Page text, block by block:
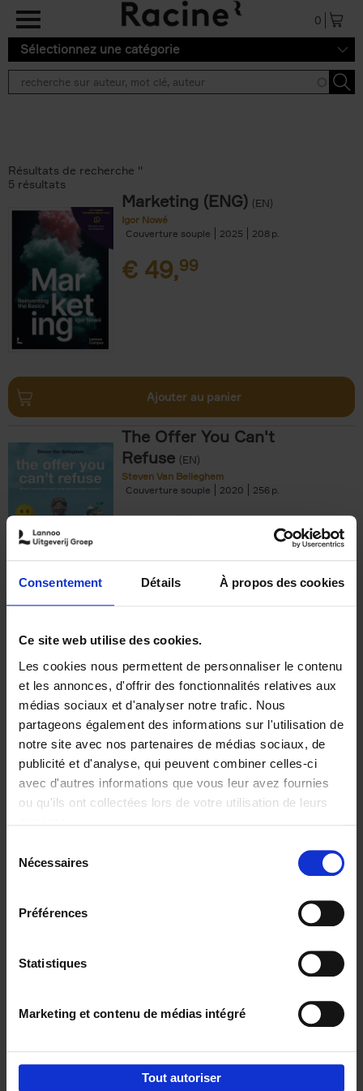
Consentement Détails À propos des cookies
Ce site web utilise des cookies.
Les cookies nous permettent de personnaliser le contenu
et les annonces, d'offrir des fonctionnalités relatives aux
médias sociaux et d'analyser notre trafic. Nous
partageons également des informations sur l'utilisation de
notre site avec nos partenaires de médias sociaux, de
publicité et d'analyse, qui peuvent combiner celles-ci
avec d'autres informations que vous leur avez fournies
ou qu'ils ont collectées lors de votre utilisation de leurs
Nécessaires
Préférences
Statistiques
Marketing et contenu de médias intégré
Tout autoriser
Aller au contenu principal
0
Sélectionnez une catégorie
Résultats de recherche ''
5 résultats
Marketing (ENG) (EN)
Igor Nowé
Couverture souple
2025 208
€ 49,99
Ajouter au panier
The Offer You Can't
Refuse (EN)
Steven Van Belleghem
Couverture souple
2020 256
€37,50
Building Bonds = Building
Business
Jochen Roef Jozefien De Feyter
Carolien Boom
Couverture souple
2025 200
€29,99
Digital marketing like a PRO -
completely revised edition (EN)